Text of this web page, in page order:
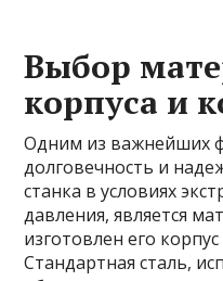
Выбор
корпуса и
Одним из важнейших
долговечность и
станка в условиях
давления, является
изготовлен его
Стандартная сталь,